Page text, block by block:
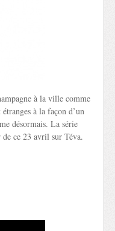
à la ville comme
à la façon d’un
désormais. La série
ce 23 avril sur Téva.